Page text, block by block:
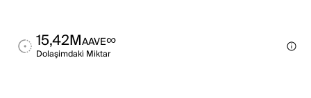
15,42MAAVE∞
Dolaşimdaki̇ Mi̇ktar